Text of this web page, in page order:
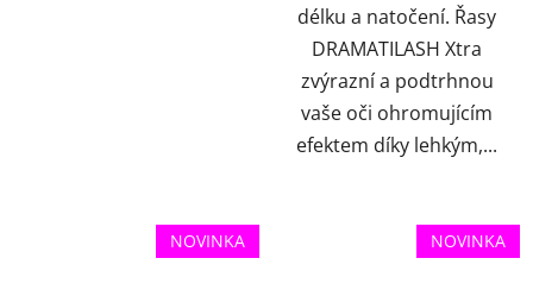
délku a natočení. Řasy
DRAMATILASH Xtra
zvýrazní a podtrhnou
vaše oči ohromujícím
efektem díky lehkým,...
NOVINKA NOVINKA